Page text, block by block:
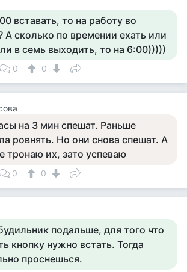
вставать, то на работу во
А сколько по времении ехать или
в семь выходить, то на 6:00)))))
0 0
на 3 мин спешат. Раньше
ровнять. Но они снова спешат. А
тронаю их, зато успеваю
0 0
подальше, для того что
кнопку нужно встать. Тогда
проснешься.